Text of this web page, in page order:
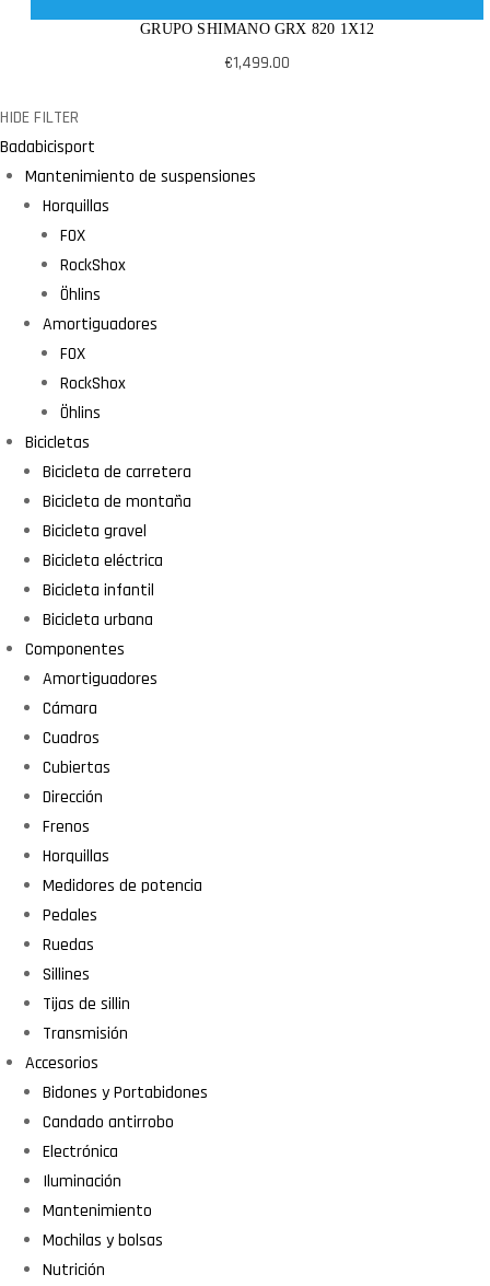
GRUPO SHIMANO GRX 820 1X12
€1,499.00
HIDE FILTER
Badabicisport
Mantenimiento de suspensiones
Horquillas
FOX
RockShox
Öhlins
Amortiguadores
FOX
RockShox
Öhlins
Bicicletas
Bicicleta de carretera
Bicicleta de montaña
Bicicleta gravel
Bicicleta eléctrica
Bicicleta infantil
Bicicleta urbana
Componentes
Amortiguadores
Cámara
Cuadros
Cubiertas
Dirección
Frenos
Horquillas
Medidores de potencia
Pedales
Ruedas
Sillines
Tijas de sillin
Transmisión
Accesorios
Bidones y Portabidones
Candado antirrobo
Electrónica
Iluminación
Mantenimiento
Mochilas y bolsas
Nutrición